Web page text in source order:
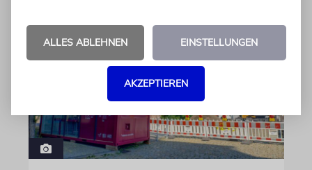
ALLES ABLEHNEN EINSTELLUNGEN
AKZEPTIEREN